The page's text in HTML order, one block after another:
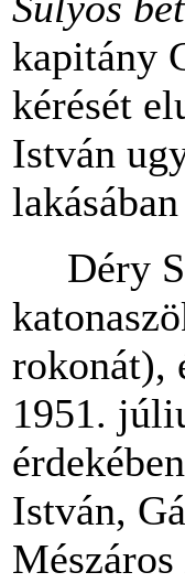
kapitány
kérését
István
Déry
rokonát),
1951.
István,